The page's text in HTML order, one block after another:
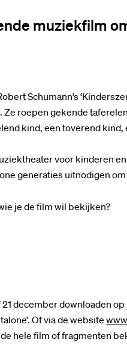
muziekfilm
Schumann’s
Ze roepen gekende
kind, een toverend kind,
voor kinderen
generaties uitnodigen
je de film wil bekijken?
21 december downloaden
Of via de website
hele film of fragmenten